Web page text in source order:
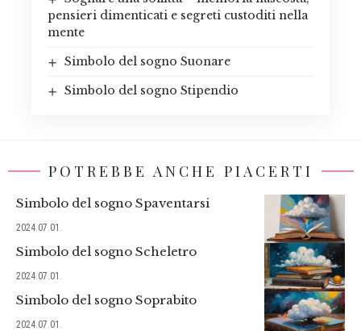
pensieri dimenticati e segreti custoditi nella
mente
Simbolo del sogno Suonare
Simbolo del sogno Stipendio
POTREBBE ANCHE PIACERTI
Simbolo del sogno Spaventarsi
2024.07.01.
Simbolo del sogno Scheletro
2024.07.01.
Simbolo del sogno Soprabito
2024.07.01.